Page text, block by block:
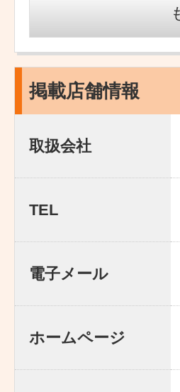
掲載店舗情報
取扱会社
TEL
電子メール
ホームページ